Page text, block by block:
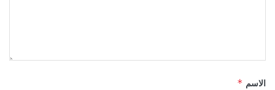
الاسم *